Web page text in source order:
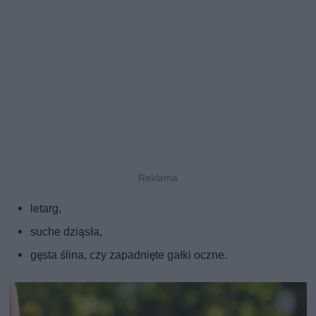
letarg,
suche dziąsła,
gęsta ślina, czy zapadnięte gałki oczne.